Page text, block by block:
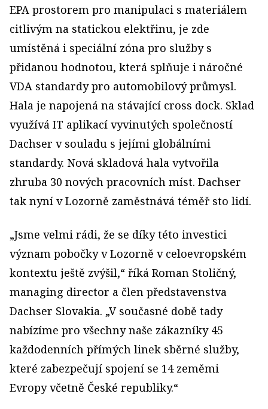
EPA prostorem pro manipulaci s materiálem
citlivým na statickou elektřinu, je zde
umístěná i speciální zóna pro služby s
přidanou hodnotou, která splňuje i náročné
VDA standardy pro automobilový průmysl.
Hala je napojená na stávající cross dock. Sklad
využívá IT aplikací vyvinutých společností
Dachser v souladu s jejími globálními
standardy. Nová skladová hala vytvořila
zhruba 30 nových pracovních míst. Dachser
tak nyní v Lozorně zaměstnává téměř sto lidí.
„Jsme velmi rádi, že se díky této investici
význam pobočky v Lozorně v celoevropském
kontextu ještě zvýšil,“ říká Roman Stoličný,
managing director a člen představenstva
Dachser Slovakia. „V současné době tady
nabízíme pro všechny naše zákazníky 45
každodenních přímých linek sběrné služby,
které zabezpečují spojení se 14 zeměmi
Evropy včetně České republiky.“